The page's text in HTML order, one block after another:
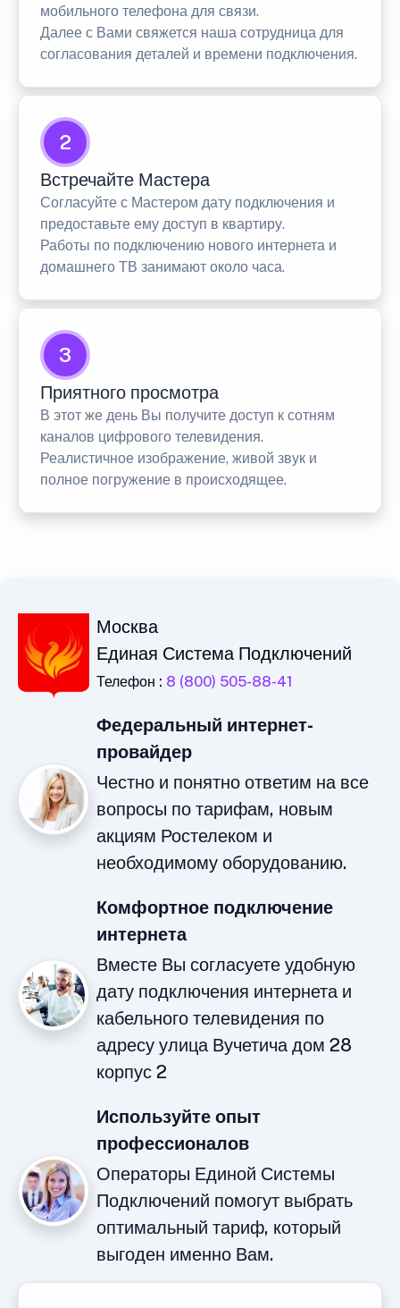
мобильного телефона для связи.
Далее с Вами свяжется наша сотрудница для
согласования деталей и времени подключения.
2
Встречайте Мастера
Согласуйте с Мастером дату подключения и
предоставьте ему доступ в квартиру.
Работы по подключению нового интернета и
домашнего ТВ занимают около часа.
3
Приятного просмотра
В этот же день Вы получите доступ к сотням
каналов цифрового телевидения.
Реалистичное изображение, живой звук и
полное погружение в происходящее.
Москва
Единая Система Подключений
Телефон : 8 (800) 505-88-41
Федеральный интернет-
провайдер
Честно и понятно ответим на все
вопросы по тарифам, новым
акциям Ростелеком и
необходимому оборудованию.
Комфортное подключение
интернета
Вместе Вы согласуете удобную
дату подключения интернета и
кабельного телевидения по
адресу улица Вучетича дом 28
корпус 2
Используйте опыт
профессионалов
Операторы Единой Системы
Подключений помогут выбрать
оптимальный тариф, который
выгоден именно Вам.